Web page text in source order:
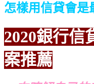
怎樣用信貸會是
2020銀行信
案推薦